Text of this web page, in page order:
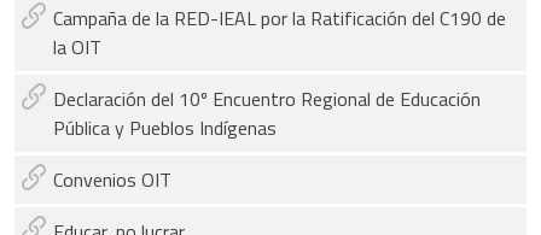
la OIT
Pública y Pueblos Indígenas
Convenios OIT